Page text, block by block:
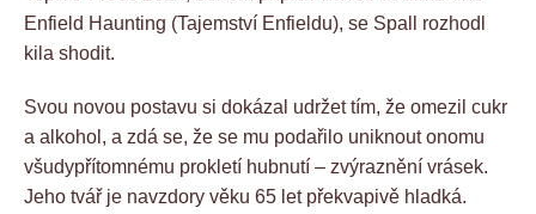
Enfield Haunting (Tajemství Enfieldu), se Spall rozhodl
kila shodit.
Svou novou postavu si dokázal udržet tím, že omezil cukr
a alkohol, a zdá se, že se mu podařilo uniknout onomu
všudypřítomnému prokletí hubnutí – zvýraznění vrásek.
Jeho tvář je navzdory věku 65 let překvapivě hladká.